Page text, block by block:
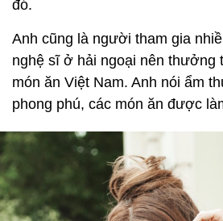
đó.
Anh cũng là người tham gia
nghệ sĩ ở hải ngoại nên thưởng
món ăn Việt Nam. Anh nói ẩm
phong phú, các món ăn được